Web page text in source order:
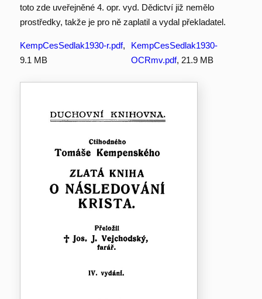
toto zde uveřejněné 4. opr. vyd. Dědictví již nemělo
prostředky, takže je pro ně zaplatil a vydal překladatel.
KempCesSedlak1930-r.pdf,
9.1 MB
KempCesSedlak1930-
OCRmv.pdf, 21.9 MB